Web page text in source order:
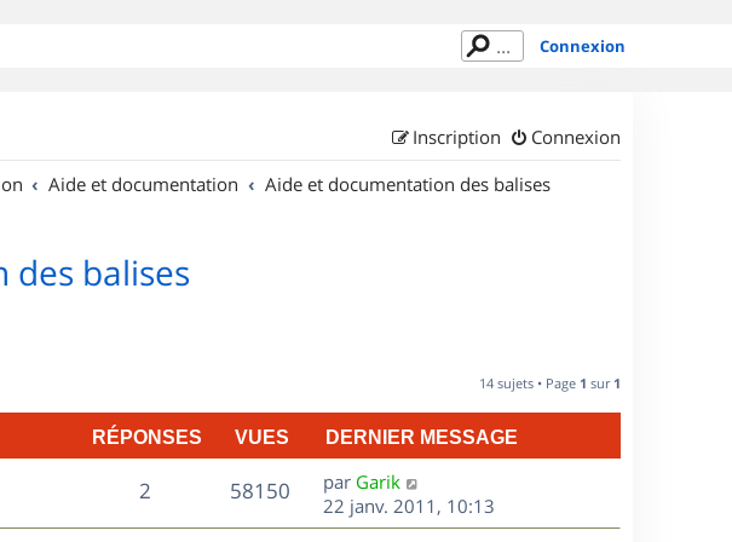
Connexion
Connexion
Inscription
Aide et documentation Aide et documentation des balises
balises
14 sujets • Page 1 sur 1
RÉPONSES VUES DERNIER MESSAGE
2R
é
58150V
u
D
e
r
par Garik
22 janv. 2011, 10:13